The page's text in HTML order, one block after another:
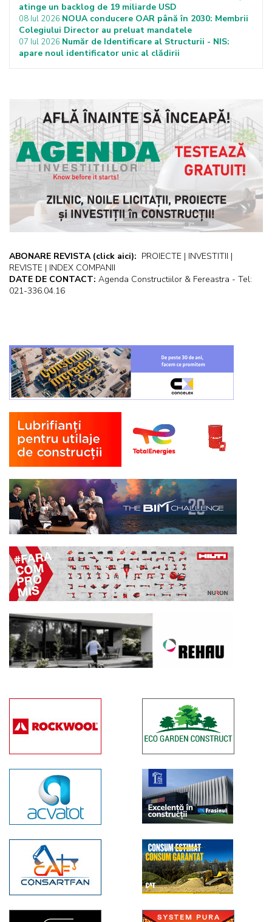
atinge un backlog de 19 miliarde USD
08 Iul 2026 NOUA conducere OAR până în 2030: Membrii
Colegiului Director au preluat mandatele
07 Iul 2026 Număr de Identificare al Structurii - NIS:
apare noul identificator unic al clădirii
ABONARE REVISTA (click aici): PROIECTE | INVESTITII |
REVISTE | INDEX COMPANII
DATE DE CONTACT: Agenda Constructiilor & Fereastra - Tel:
021-336.04.16